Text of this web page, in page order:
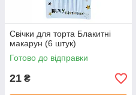
Свічки для торта Блакитні
макарун (6 штук)
Готово до відправки
21 ₴